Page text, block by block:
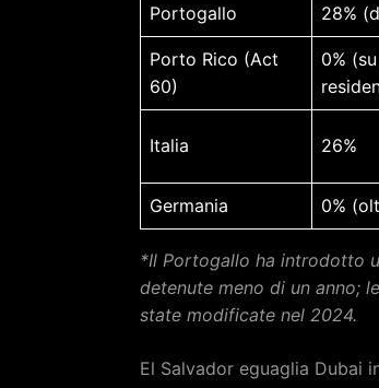
Portogallo 28%
Porto Rico (Act
60)
0%
Italia 26%
Germania 0%
*Il Portogallo ha introdotto
detenute meno di un anno;
state modificate nel 2024.
El Salvador eguaglia Dubai